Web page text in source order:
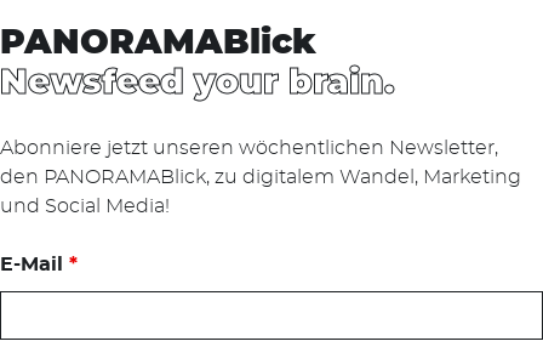
PANORAMABlick
Newsfeed your brain.
Abonniere jetzt unseren wöchentlichen Newsletter,
den PANORAMABlick, zu digitalem Wandel, Marketing
und Social Media!
E-Mail *